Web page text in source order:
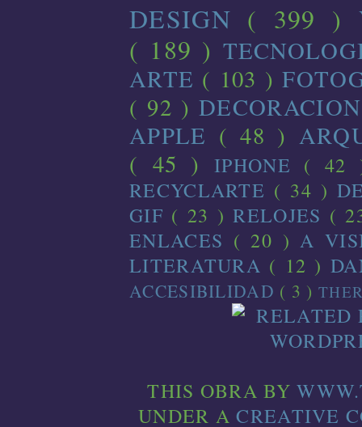
DESIGN ( 399 )
( 189 )
ARTE ( 103 )
( 92 )
APPLE ( 48 )
( 45 )IPHONE (
RECYCLARTE ( 34 )
GIF ( 23 )RELOJES (
ENLACES ( 20 )A
LITERATURA ( 12 )
ACCESIBILIDAD ( 3 )
THIS OBRA BY
UNDER ACREATIVE